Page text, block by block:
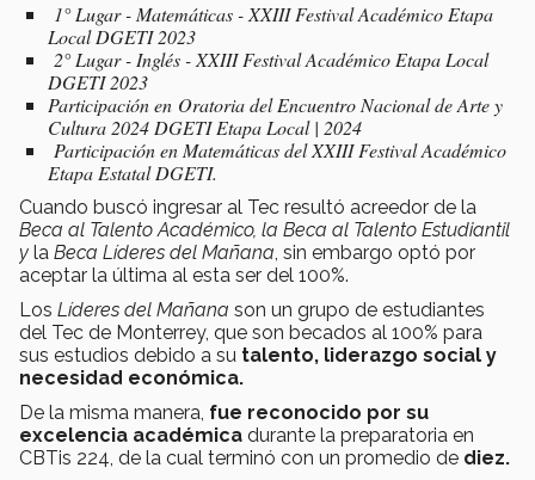
1° Lugar - Matemáticas - XXIII Festival Académico Etapa
Local DGETI 2023
2° Lugar - Inglés - XXIII Festival Académico Etapa Local
DGETI 2023
Participación en Oratoria del Encuentro Nacional de Arte y
Cultura 2024 DGETI Etapa Local | 2024
Participación en Matemáticas del XXIII Festival Académico
Etapa Estatal DGETI.
Cuando buscó ingresar al Tec resultó acreedor de la
Beca al Talento Académico, la Beca al Talento Estudiantil
y la Beca Líderes del Mañana, sin embargo optó por
aceptar la última al esta ser del 100%.
Los Líderes del Mañana son un grupo de estudiantes
del Tec de Monterrey, que son becados al 100% para
sus estudios debido a su talento, liderazgo social y
necesidad económica.
De la misma manera, fue reconocido por su
excelencia académica durante la preparatoria en
CBTis 224, de la cual terminó con un promedio de diez.